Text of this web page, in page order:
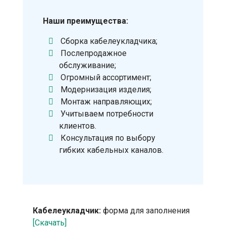
Наши преимущества:
Сборка кабелеукладчика;
Послепродажное
обслуживание;
Огромный ассортимент;
Модернизация изделия;
Монтаж направляющих;
Учитываем потребности
клиентов.
Консультация по выбору
гибких кабельных каналов.
Кабелеукладчик: форма для заполнения
[Скачать]